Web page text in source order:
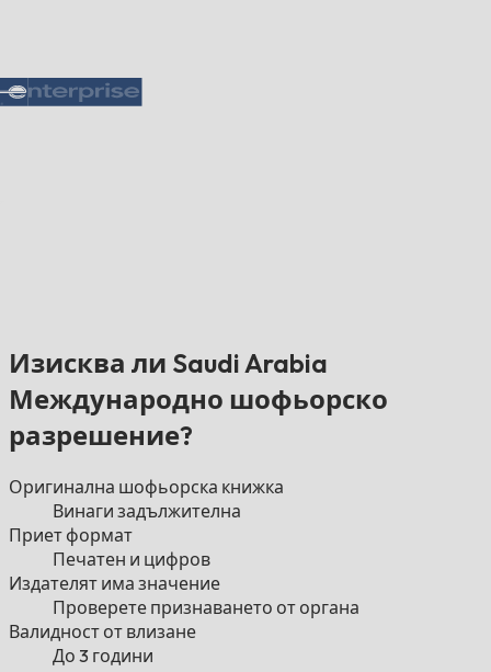
Изисква ли Saudi Arabia
Международно шофьорско
разрешение?
Оригинална шофьорска книжка
Винаги задължителна
Приет формат
Печатен и цифров
Издателят има значение
Проверете признаването от органа
Валидност от влизане
До 3 години